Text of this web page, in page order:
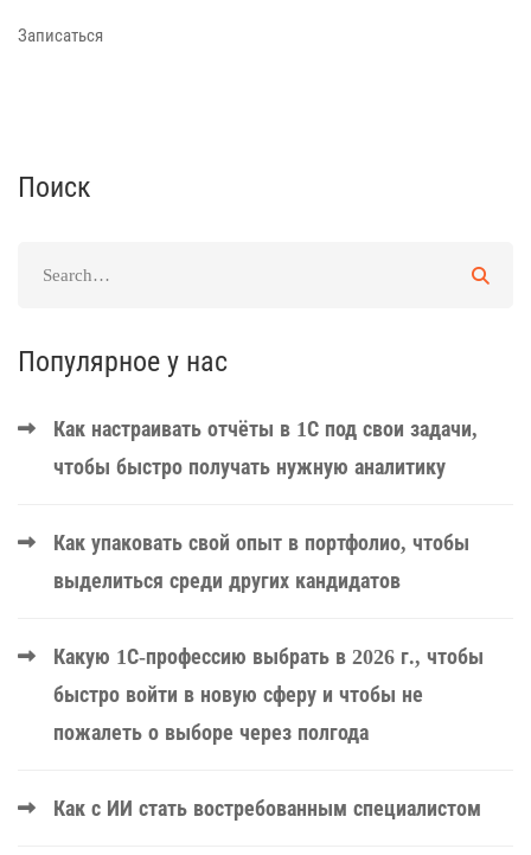
Записаться
Поиск
Популярное у нас
Как настраивать отчёты в 1С под свои задачи,
чтобы быстро получать нужную аналитику
Как упаковать свой опыт в портфолио, чтобы
выделиться среди других кандидатов
Какую 1С-профессию выбрать в 2026 г., чтобы
быстро войти в новую сферу и чтобы не
пожалеть о выборе через полгода
Как с ИИ стать востребованным специалистом